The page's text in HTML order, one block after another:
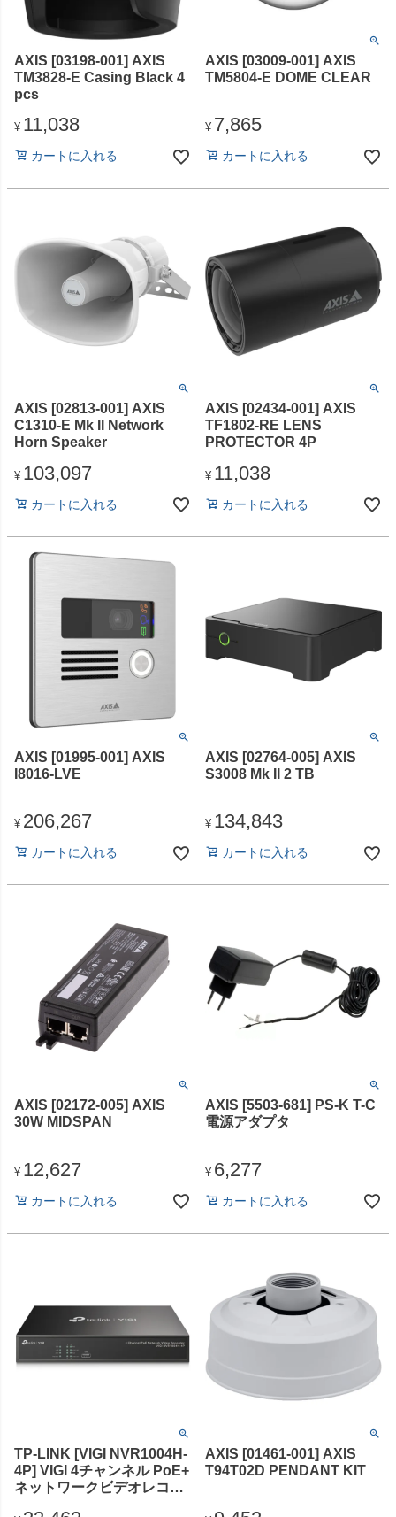
AXIS [03198-001] AXIS
TM3828-E Casing Black 4
pcs
¥ 11,038
カートに入れる
AXIS [03009-001] AXIS
TM5804-E DOME CLEAR
¥ 7,865
カートに入れる
AXIS [02813-001] AXIS
C1310-E Mk II Network
Horn Speaker
¥ 103,097
カートに入れる
AXIS [02434-001] AXIS
TF1802-RE LENS
PROTECTOR 4P
¥ 11,038
カートに入れる
AXIS [01995-001] AXIS
I8016-LVE
¥ 206,267
カートに入れる
AXIS [02764-005] AXIS
S3008 Mk II 2 TB
¥ 134,843
カートに入れる
AXIS [02172-005] AXIS
30W MIDSPAN
¥ 12,627
カートに入れる
AXIS [5503-681] PS-K T-C
電源アダプタ
¥ 6,277
カートに入れる
TP-LINK [VIGI NVR1004H-
4P] VIGI 4チャンネル PoE+
ネットワークビデオレコー
AXIS [01461-001] AXIS
T94T02D PENDANT KIT